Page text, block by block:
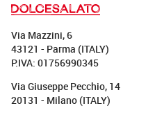
Via Mazzini, 6
43121 - Parma (ITALY)
P.IVA: 01756990345
Via Giuseppe Pecchio, 14
20131 - Milano (ITALY)